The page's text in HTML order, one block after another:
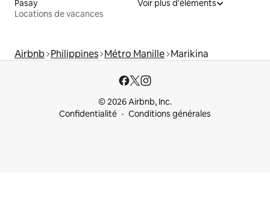
Pasay
Locations de vacances
Voir plus d'éléments
Airbnb Philippines Métro Manille Marikina
© 2026 Airbnb, Inc.
Confidentialité
Conditions générales